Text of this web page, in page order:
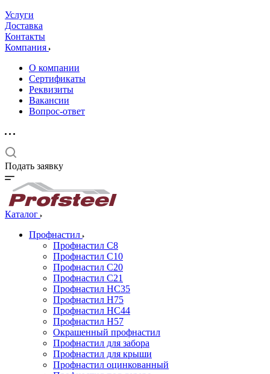
Услуги
Доставка
Контакты
Компания
О компании
Сертификаты
Реквизиты
Вакансии
Вопрос-ответ
Подать заявку
Каталог
Профнастил
Профнастил С8
Профнастил С10
Профнастил С20
Профнастил С21
Профнастил НС35
Профнастил Н75
Профнастил HC44
Профнастил Н57
Окрашенный профнастил
Профнастил для забора
Профнастил для крыши
Профнастил оцинкованный